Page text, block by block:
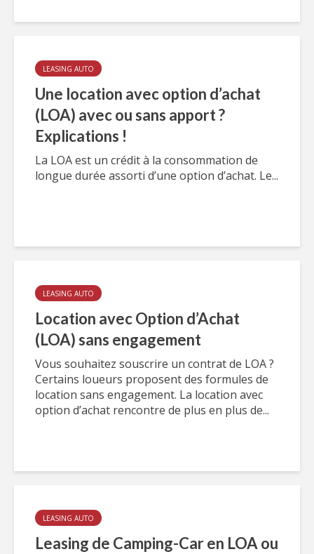
LEASING AUTO
Une location avec option d’achat
(LOA) avec ou sans apport ?
Explications !
La LOA est un crédit à la consommation de
longue durée assorti d’une option d’achat. Le...
LEASING AUTO
Location avec Option d’Achat
(LOA) sans engagement
Vous souhaitez souscrire un contrat de LOA ?
Certains loueurs proposent des formules de
location sans engagement. La location avec
option d’achat rencontre de plus en plus de...
LEASING AUTO
Leasing de Camping-Car en LOA ou